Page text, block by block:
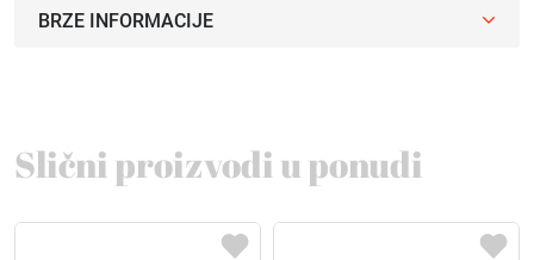
BRZE INFORMACIJE
Slični proizvodi u ponudi